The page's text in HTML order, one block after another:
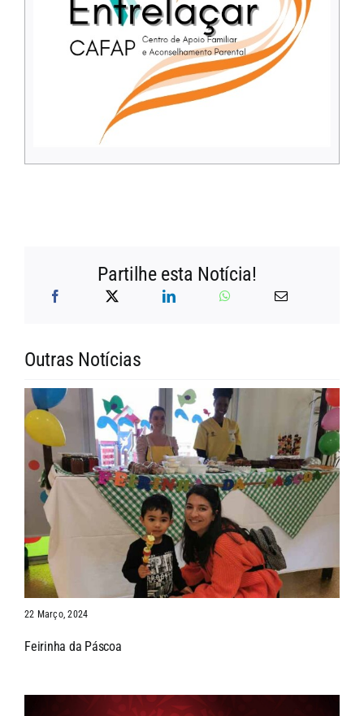
Partilhe esta Notícia!
Outras Notícias
22 Março, 2024
Feirinha da Páscoa